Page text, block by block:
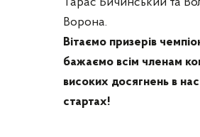
Ворона.
Вітаємо призерів
бажаємо всім членам
високих досягнень в
стартах!